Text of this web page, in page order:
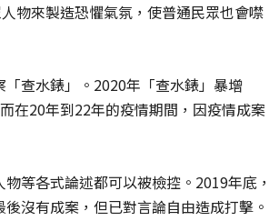
物來製造恐懼氣氛，使普通民眾也會噤
查水錶」。2020年「查水錶」暴增
在20年到22年的疫情期間，因疫情成案
等各式論述都可以被檢控。2019年底，
沒有成案，但已對言論自由造成打擊。